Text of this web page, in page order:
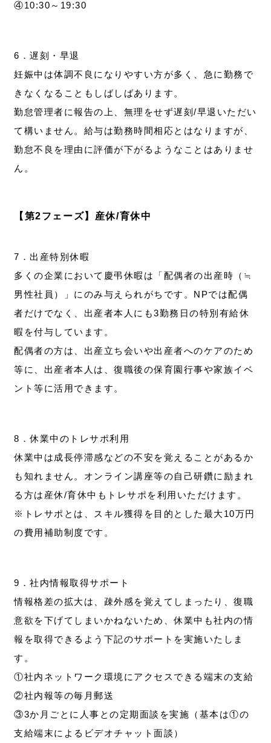
④10:30～19:30
6．遅刻・早退
妊娠中は体調不良になりやすい方が多く、急に勤務で
きなくなることもしばしばあります。
勤怠管理者に報告の上、無理をせず遅刻/早退いただい
て構いません。給与は勤務時間相応とはなりますが、
勤怠不良を理由に評価が下がるようなことはありませ
ん。
【第2フェーズ】産休/育休中
7．出産特別休暇
多くの企業において慶弔休暇は「配偶者の出産時（≒
男性社員）」にのみ与えられがちです。NPでは配偶
者だけでなく、出産者本人にも3勤務日の特別有給休
暇を付与しています。
配偶者の方は、出産立ち会いや出産者へのケアのため
等に、出産者本人は、復職後の保育園行事や家族イベ
ント等に活用できます。
8．休業中のトレサポ利用
休業中は成長停滞感などの不安を覚えることがあるか
も知れません。オンライン講座等の自己研鑽に励まれ
る方は産休/育休中もトレサポを利用いただけます。
※トレサポとは、スキル獲得を目的とした最大10万円
の費用補助制度です。
9．社内情報取得サポート
情報格差の拡大は、疎外感を覚えてしまったり、復職
意欲を下げてしまいかねないため、休業中も社内の情
報を取得できるよう下記のサポートを実施いたしま
す。
①社内ネットワーク環境にアクセスできる端末の支給
②社内報等の毎月郵送
③3か月ごとに人事との定期面談を実施（基本は①の
支給端末によるビデオチャット面談）